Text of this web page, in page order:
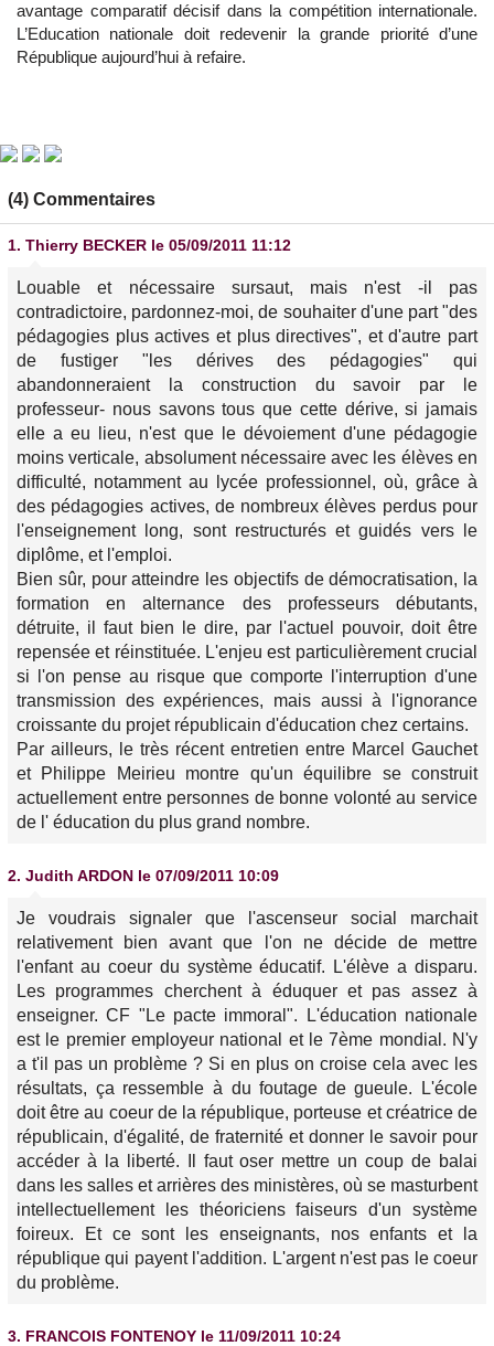
avantage comparatif décisif dans la compétition internationale.
L’Education nationale doit redevenir la grande priorité d’une
République aujourd’hui à refaire.
(4) Commentaires
1. Thierry BECKER le 05/09/2011 11:12
Louable et nécessaire sursaut, mais n'est -il pas
contradictoire, pardonnez-moi, de souhaiter d'une part "des
pédagogies plus actives et plus directives", et d'autre part
de fustiger "les dérives des pédagogies" qui
abandonneraient la construction du savoir par le
professeur- nous savons tous que cette dérive, si jamais
elle a eu lieu, n'est que le dévoiement d'une pédagogie
moins verticale, absolument nécessaire avec les élèves en
difficulté, notamment au lycée professionnel, où, grâce à
des pédagogies actives, de nombreux élèves perdus pour
l'enseignement long, sont restructurés et guidés vers le
diplôme, et l'emploi.
Bien sûr, pour atteindre les objectifs de démocratisation, la
formation en alternance des professeurs débutants,
détruite, il faut bien le dire, par l'actuel pouvoir, doit être
repensée et réinstituée. L'enjeu est particulièrement crucial
si l'on pense au risque que comporte l'interruption d'une
transmission des expériences, mais aussi à l'ignorance
croissante du projet républicain d'éducation chez certains.
Par ailleurs, le très récent entretien entre Marcel Gauchet
et Philippe Meirieu montre qu'un équilibre se construit
actuellement entre personnes de bonne volonté au service
de l' éducation du plus grand nombre.
2. Judith ARDON le 07/09/2011 10:09
Je voudrais signaler que l'ascenseur social marchait
relativement bien avant que l'on ne décide de mettre
l'enfant au coeur du système éducatif. L'élève a disparu.
Les programmes cherchent à éduquer et pas assez à
enseigner. CF "Le pacte immoral". L'éducation nationale
est le premier employeur national et le 7ème mondial. N'y
a t'il pas un problème ? Si en plus on croise cela avec les
résultats, ça ressemble à du foutage de gueule. L'école
doit être au coeur de la république, porteuse et créatrice de
républicain, d'égalité, de fraternité et donner le savoir pour
accéder à la liberté. Il faut oser mettre un coup de balai
dans les salles et arrières des ministères, où se masturbent
intellectuellement les théoriciens faiseurs d'un système
foireux. Et ce sont les enseignants, nos enfants et la
république qui payent l'addition. L'argent n'est pas le coeur
du problème.
3. FRANCOIS FONTENOY le 11/09/2011 10:24